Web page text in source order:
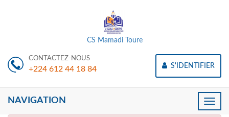
CS Mamadi Toure
CONTACTEZ-NOUS
+224 612 44 18 84 S'IDENTIFIER
Toggle
NAVIGATION